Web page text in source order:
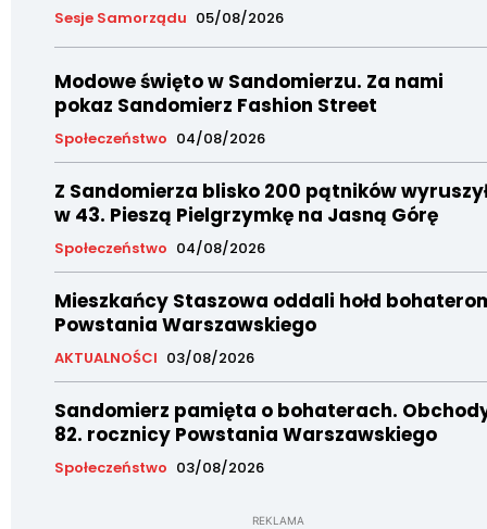
Sesje Samorządu 05/08/2026
Modowe święto w Sandomierzu. Za nami
pokaz Sandomierz Fashion Street
Społeczeństwo 04/08/2026
Z Sandomierza blisko 200 pątników
w 43. Pieszą Pielgrzymkę na Jasną Górę
Społeczeństwo 04/08/2026
Mieszkańcy Staszowa oddali hołd
Powstania Warszawskiego
AKTUALNOŚCI 03/08/2026
Sandomierz pamięta o bohaterach.
82. rocznicy Powstania Warszawskiego
Społeczeństwo 03/08/2026
REKLAMA